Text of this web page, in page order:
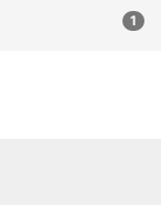
1